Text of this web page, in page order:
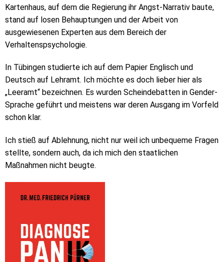
Kartenhaus, auf dem die Regierung ihr Angst-Narrativ baute,
stand auf losen Behauptungen und der Arbeit von
ausgewiesenen Experten aus dem Bereich der
Verhaltenspsychologie.
In Tübingen studierte ich auf dem Papier Englisch und
Deutsch auf Lehramt. Ich möchte es doch lieber hier als
„Leeramt“ bezeichnen. Es wurden Scheindebatten in Gender-
Sprache geführt und meistens war deren Ausgang im Vorfeld
schon klar.
Ich stieß auf Ablehnung, nicht nur weil ich unbequeme Fragen
stellte, sondern auch, da ich mich den staatlichen
Maßnahmen nicht beugte.